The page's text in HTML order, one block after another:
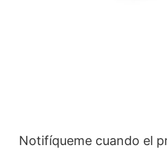
Notifíqueme cuando el